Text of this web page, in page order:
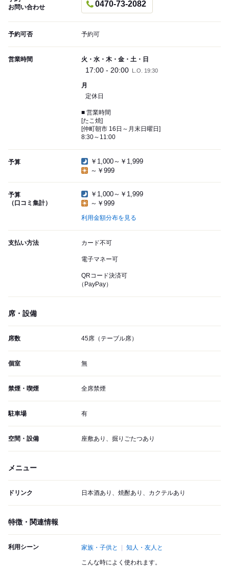
お問い合わせ
0470-73-2082
予約可否 予約可
営業時間 火・水・木・金・土・日
17:00 - 20:00 L.O. 19:30
月
定休日
■ 営業時間
[たこ焼]
[仲町朝市 16日～月末日曜日]
8:30～11:00
予算
￥1,000～￥1,999
～￥999
予算
（口コミ集計）
￥1,000～￥1,999
～￥999
利用金額分布を見る
支払い方法 カード不可
電子マネー可
QRコード決済可
（PayPay）
席・設備
席数 45席（テーブル席）
個室 無
禁煙・喫煙 全席禁煙
駐車場 有
空間・設備 座敷あり、掘りごたつあり
メニュー
ドリンク 日本酒あり、焼酎あり、カクテルあり
特徴・関連情報
利用シーン 家族・子供と 知人・友人と
こんな時によく使われます。